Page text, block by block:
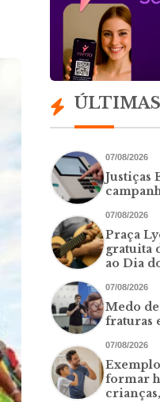
07/08/2026
Justiças
07/08/2026
Praça
gratuita
ao Dia
07/08/2026
Medo
fraturas
07/08/2026
formar